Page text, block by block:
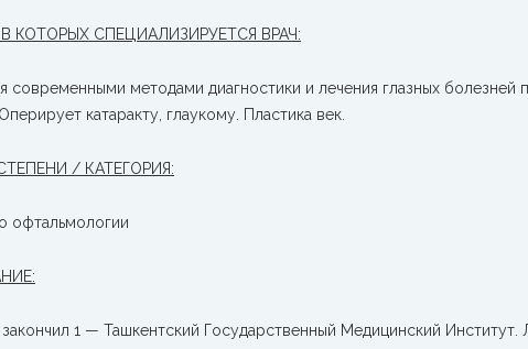
КОТОРЫХ СПЕЦИАЛИЗИРУЕТСЯ ВРАЧ:
современными методами диагностики и лечения глазных болезней
катаракту, глаукому. Пластика век.
/ КАТЕГОРИЯ:
офтальмологии
1 — Ташкентский Государственный Медицинский Институт.